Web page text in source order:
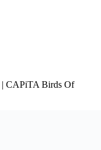
| CAPiTA Birds Of